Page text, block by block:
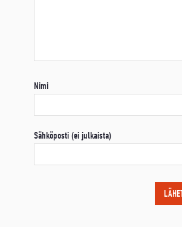
Nimi
Sähköposti (ei julkaista)